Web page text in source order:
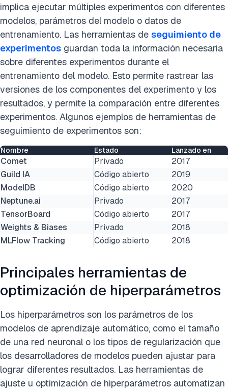
implica ejecutar múltiples experimentos con diferentes
modelos, parámetros del modelo o datos de
entrenamiento. Las herramientas de seguimiento de
experimentos guardan toda la información necesaria
sobre diferentes experimentos durante el
entrenamiento del modelo. Esto permite rastrear las
versiones de los componentes del experimento y los
resultados, y permite la comparación entre diferentes
experimentos. Algunos ejemplos de herramientas de
seguimiento de experimentos son:
Nombre Estado Lanzado en
Comet Privado
2017
Guild IA
Código abierto
2019
ModelDB
Código abierto
2020
Neptune.ai
Privado
2017
TensorBoard
Código abierto
2017
Weights & Biases
Privado
2018
MLFlow Tracking
Código abierto 2018
Principales herramientas de
optimización de hiperparámetros
Los hiperparámetros son los parámetros de los
modelos de aprendizaje automático, como el tamaño
de una red neuronal o los tipos de regularización que
los desarrolladores de modelos pueden ajustar para
lograr diferentes resultados. Las herramientas de
ajuste u optimización de hiperparámetros automatizan